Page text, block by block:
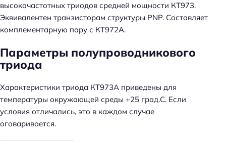
высокочастотных триодов средней мощности КТ973.
Эквивалентен транзисторам структуры PNP. Cоставляет
комплементарную пару с КТ972А.
Параметры полупроводникового
триода
Характеристики триода КТ973А приведены для
температуры окружающей среды +25 град.С. Если
условия отличались, это в каждом случае
оговаривается.